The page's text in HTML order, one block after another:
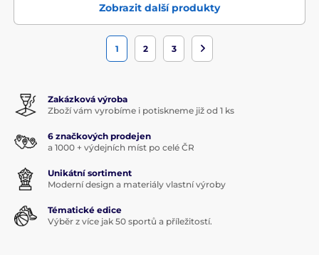
Zobrazit další produkty
1 2 3
Zakázková výroba
Zboží vám vyrobíme i potiskneme již od 1 ks
6 značkových prodejen
a 1000 + výdejních míst po celé ČR
Unikátní sortiment
Moderní design a materiály vlastní výroby
Tématické edice
Výběr z více jak 50 sportů a příležitostí.